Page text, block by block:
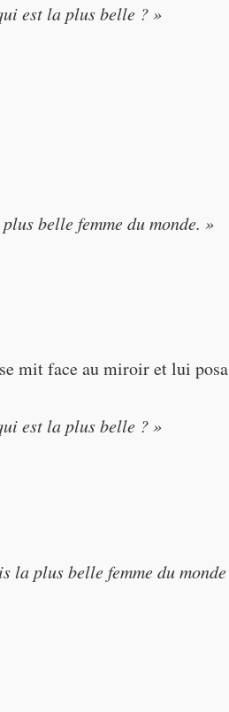
est la plus belle ? »
is the most beautiful?”
a beauté parfaite et pure ? »
belle femme du monde. »
woman in the world."
mit face au miroir et lui
est la plus belle ? »
is the most beautiful?"
la plus belle femme du